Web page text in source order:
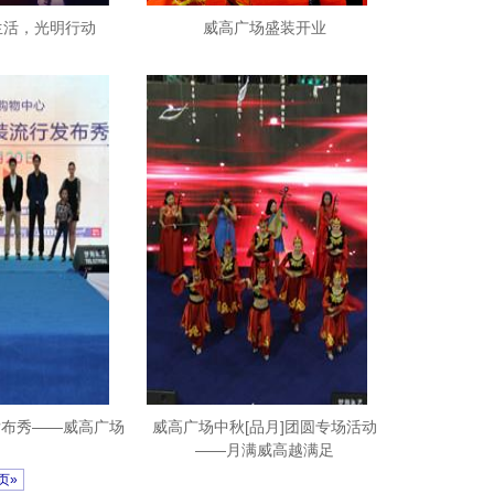
，光明行动 威高广场盛装开业
布秀——威高广场
威高广场中秋[品月]团圆专场活动
——月满威高越满足
»